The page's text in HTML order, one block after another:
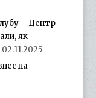
– Центр
як
02.11.2025
на